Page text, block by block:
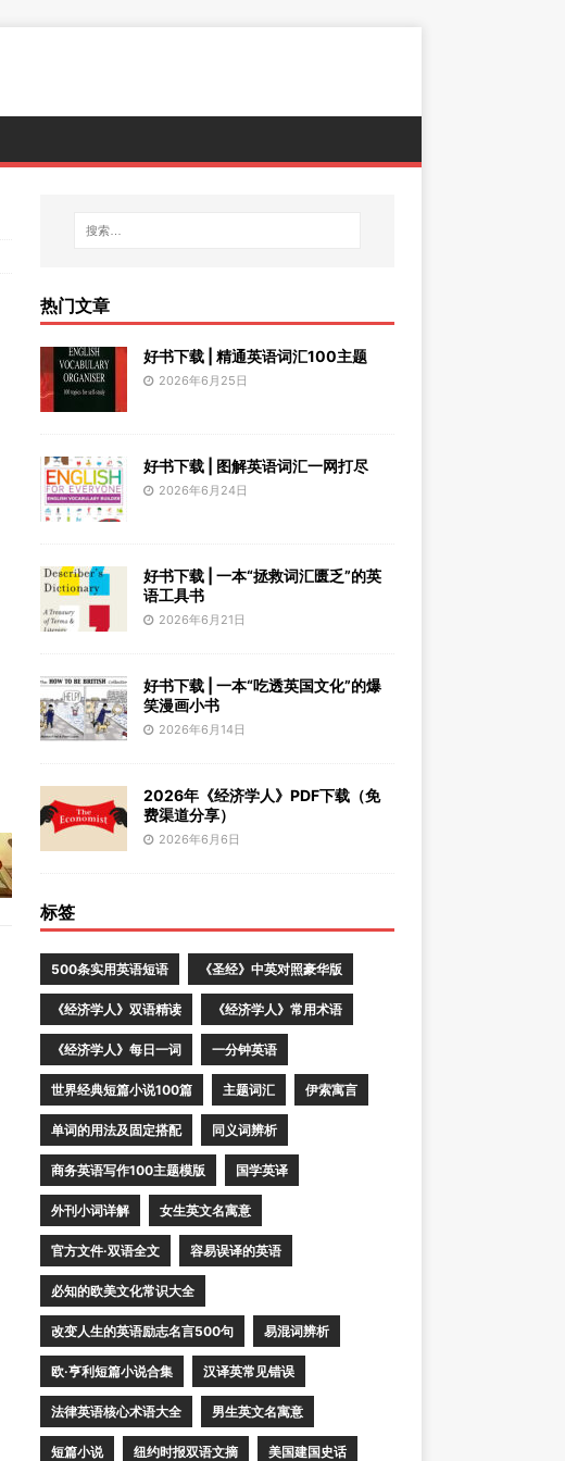
热门文章
好书下载 | 精通英语词汇100主题
2026年6月25日
好书下载 | 图解英语词汇一网打尽
2026年6月24日
好书下载 | 一本“拯救词汇匮乏”的英
语工具书
2026年6月21日
好书下载 | 一本“吃透英国文化”的爆
笑漫画小书
2026年6月14日
2026年《经济学人》PDF下载（免
费渠道分享）
2026年6月6日
标签
500条实用英语短语 《圣经》中英对照豪华版
《经济学人》双语精读 《经济学人》常用术语
《经济学人》每日一词 一分钟英语
世界经典短篇小说100篇 主题词汇 伊索寓言
单词的用法及固定搭配 同义词辨析
商务英语写作100主题模版 国学英译
外刊小词详解 女生英文名寓意
官方文件·双语全文 容易误译的英语
必知的欧美文化常识大全
改变人生的英语励志名言500句 易混词辨析
欧·亨利短篇小说合集 汉译英常见错误
法律英语核心术语大全 男生英文名寓意
短篇小说 纽约时报双语文摘 美国建国史话